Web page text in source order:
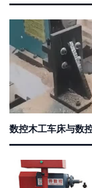
数控木工车床与数